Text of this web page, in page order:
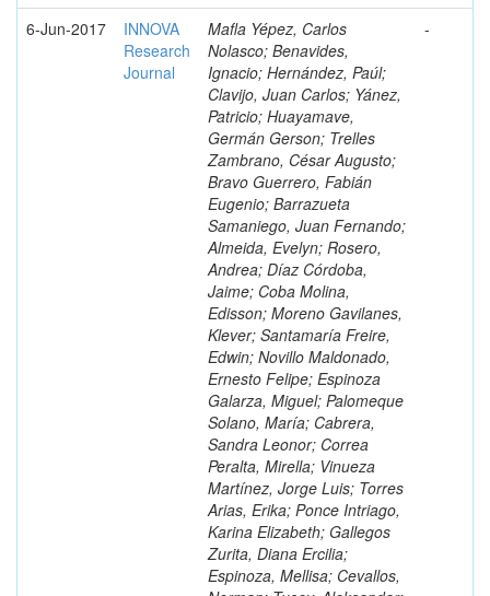
6-Jun-2017
INNOVA
Research
Journal
Mafla Yépez, Carlos
Nolasco; Benavides,
Ignacio; Hernández, Paúl;
Clavijo, Juan Carlos; Yánez,
Patricio; Huayamave,
Germán Gerson; Trelles
Zambrano, César Augusto;
Bravo Guerrero, Fabián
Eugenio; Barrazueta
Samaniego, Juan Fernando;
Almeida, Evelyn; Rosero,
Andrea; Díaz Córdoba,
Jaime; Coba Molina,
Edisson; Moreno Gavilanes,
Klever; Santamaría Freire,
Edwin; Novillo Maldonado,
Ernesto Felipe; Espinoza
Galarza, Miguel; Palomeque
Solano, María; Cabrera,
Sandra Leonor; Correa
Peralta, Mirella; Vinueza
Martínez, Jorge Luis; Torres
Arias, Erika; Ponce Intriago,
Karina Elizabeth; Gallegos
Zurita, Diana Ercilia;
Espinoza, Mellisa; Cevallos,
-